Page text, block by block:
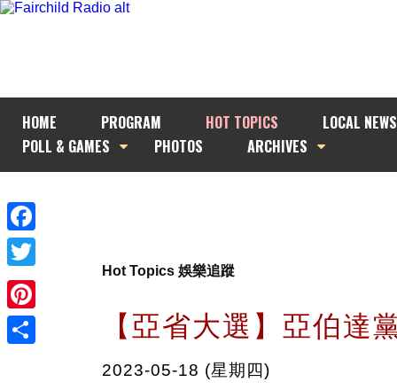
HOME PROGRAM HOT TOPICS
LOCAL NEWS
POLL & GAMES
PHOTOS ARCHIVES
Facebook
Twitter
Pinterest
Hot Topics 娛樂追蹤
【亞省大選】亞伯達
2023-05-18 (星期四)